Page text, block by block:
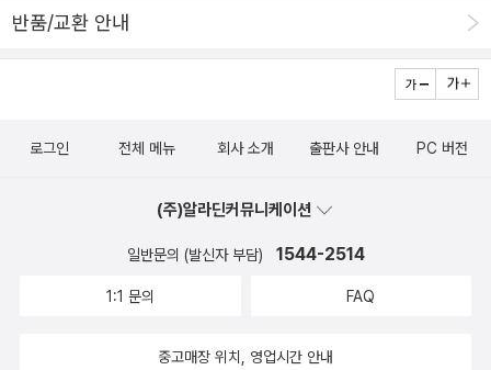
반품/교환 안내
로그인 전체 메뉴 회사 소개 출판사 안내 PC 버전
(주)알라딘커뮤니케이션
일반문의 (발신자 부담) 1544-2514
1:1 문의 FAQ
중고매장 위치, 영업시간 안내